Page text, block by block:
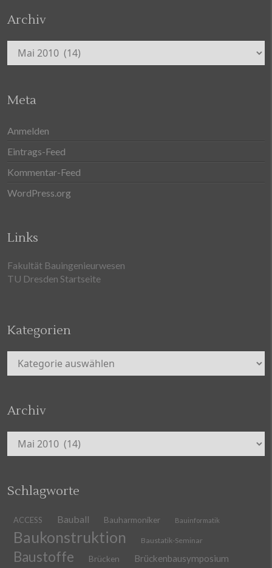
Archiv
Archiv
Meta
Anmelden
Eintrags-Feed
Kommentar-Feed
WordPress.org
Links
Fakultät Bauingenieurwesen
TU Dresden Startseite
Kategorien
Kategorien
Archiv
Archiv
Schlagworte
ACCESS Bauball Bauharmoniker Bauinformatik
Baukonstruktion Baustatik-Seminar
Baustoffe Brücken Brückenbausymposium